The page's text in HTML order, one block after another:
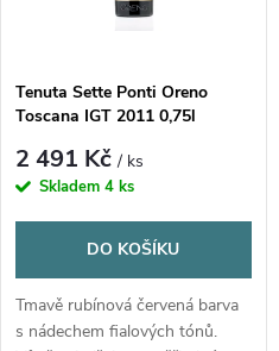
Tenuta Sette Ponti Oreno
Toscana IGT 2011 0,75l
2 491 Kč/ ks
Skladem 4 ks
DO KOŠÍKU
Tmavě rubínová červená barva
s nádechem fialových tónů.